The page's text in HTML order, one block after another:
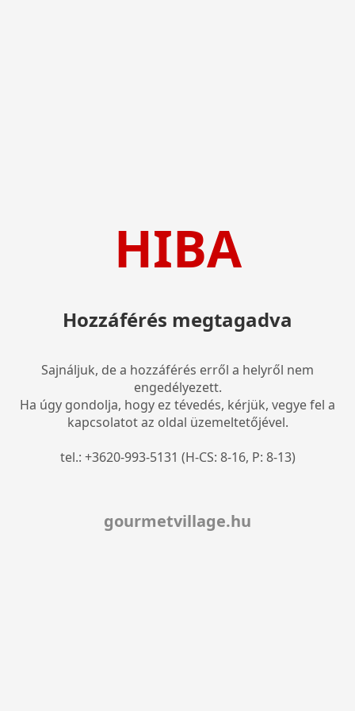
HIBA
Hozzáférés megtagadva
Sajnáljuk, de a hozzáférés erről a helyről nem
engedélyezett.
Ha úgy gondolja, hogy ez tévedés, kérjük, vegye fel a
kapcsolatot az oldal üzemeltetőjével.
tel.: +3620-993-5131 (H-CS: 8-16, P: 8-13)
gourmetvillage.hu